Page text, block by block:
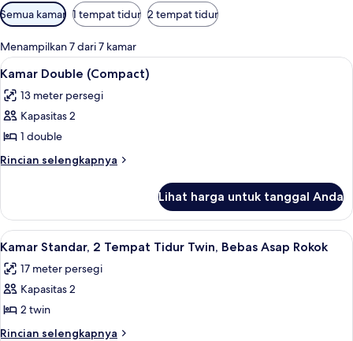
Filter
tersedia
untuk
kamar
Semua kamar 1 tempat tidur 2 tempat tidur
Menampilkan 7 dari 7 kamar
Lihat
semua
foto
untuk
Kamar
Double
Kamar Double (Compact) | Meja
11
Kamar Double (Compact)
13 meter persegi
Kapasitas 2
1 double
Rincian selengkapnya
Rincian
Kamar
Double
(Compact)
Lihat harga untuk tanggal Anda
Lihat
semua
foto
untuk
Kamar
Standar,
Meja kerja, ruang kerja ramah
4
Kamar Standar, 2 Tempat Tidur Twin, Bebas Asap Rokok
17 meter persegi
Kapasitas 2
2 twin
Rincian selengkapnya
Rincian